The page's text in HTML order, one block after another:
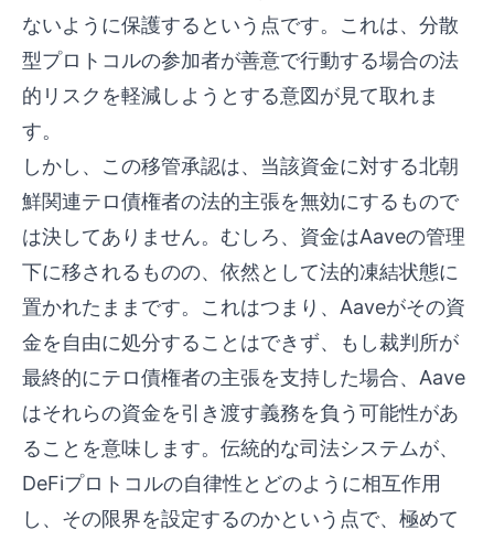
ないように保護するという点です。これは、分散
型プロトコルの参加者が善意で行動する場合の法
的リスクを軽減しようとする意図が見て取れま
す。
しかし、この移管承認は、当該資金に対する北朝
鮮関連テロ債権者の法的主張を無効にするもので
は決してありません。むしろ、資金はAaveの管理
下に移されるものの、依然として法的凍結状態に
置かれたままです。これはつまり、Aaveがその資
金を自由に処分することはできず、もし裁判所が
最終的にテロ債権者の主張を支持した場合、Aave
はそれらの資金を引き渡す義務を負う可能性があ
ることを意味します。伝統的な司法システムが、
DeFiプロトコルの自律性とどのように相互作用
し、その限界を設定するのかという点で、極めて